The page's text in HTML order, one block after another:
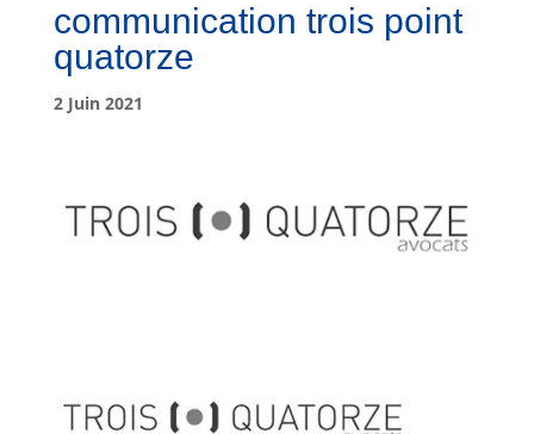
communication trois point
quatorze
2 Juin 2021